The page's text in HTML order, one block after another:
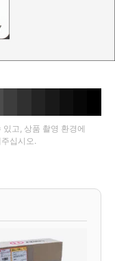
고, 상품 촬영 환경에
십시오.